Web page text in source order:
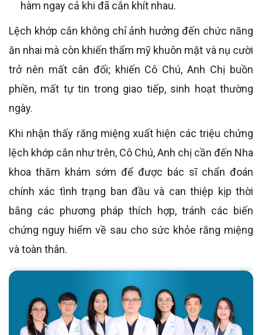
hàm ngay cả khi đã cắn khít nhau.
Lệch khớp cắn không chỉ ảnh hưởng đến chức năng
ăn nhai mà còn khiến thẩm mỹ khuôn mặt và nụ cười
trở nên mất cân đối; khiến Cô Chú, Anh Chị buồn
phiền, mất tự tin trong giao tiếp, sinh hoạt thường
ngày.
Khi nhận thấy răng miệng xuất hiện các triệu chứng
lệch khớp cắn như trên, Cô Chú, Anh chị cần đến Nha
khoa thăm khám sớm để được bác sĩ chẩn đoán
chính xác tình trạng ban đầu và can thiệp kịp thời
bằng các phương pháp thích hợp, tránh các biến
chứng nguy hiểm về sau cho sức khỏe răng miệng
và toàn thân.